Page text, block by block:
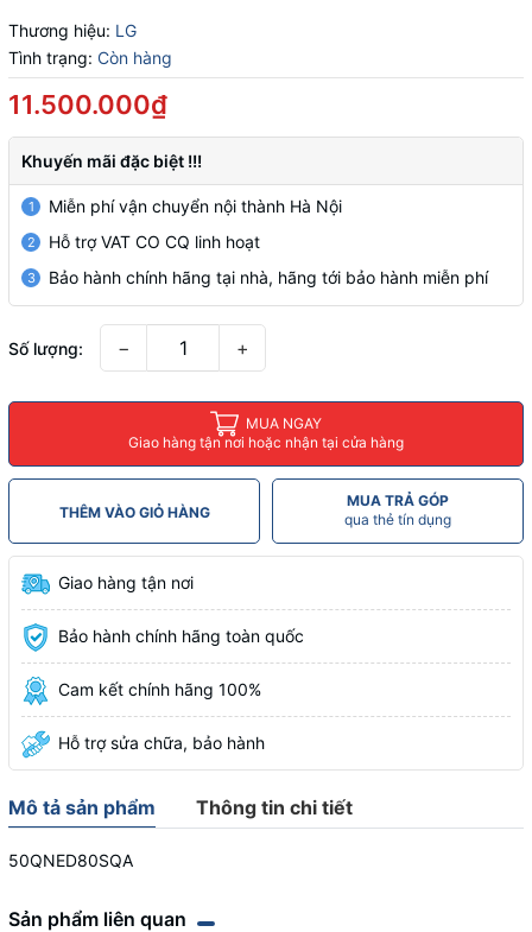
Thương hiệu: LG
Tình trạng: Còn hàng
11.500.000₫
Khuyến mãi đặc biệt !!!
1 Miễn phí vận chuyển nội thành Hà Nội
2 Hỗ trợ VAT CO CQ linh hoạt
3 Bảo hành chính hãng tại nhà, hãng tới bảo hành miễn phí
Số lượng: − +
MUA NGAY
Giao hàng tận nơi hoặc nhận tại cửa hàng
THÊM VÀO GIỎ HÀNG
MUA TRẢ GÓP
qua thẻ tín dụng
Giao hàng tận nơi
Bảo hành chính hãng toàn quốc
Cam kết chính hãng 100%
Hỗ trợ sửa chữa, bảo hành
Mô tả sản phẩm Thông tin chi tiết
50QNED80SQA
Sản phẩm liên quan